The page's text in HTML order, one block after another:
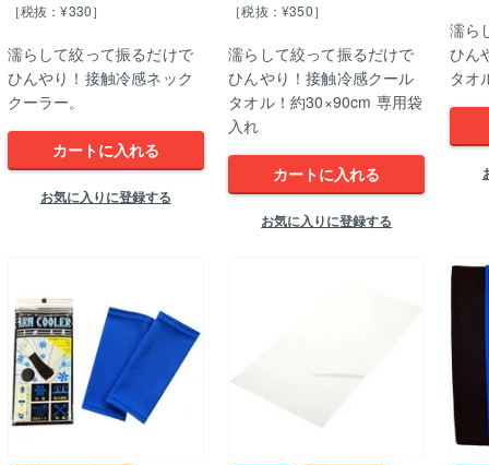
［税抜：¥330］
濡らして絞って振るだけで
ひんやり！接触冷感ネック
クーラー。
カートに入れる
お気に入りに登録する
［税抜：¥350］
濡らして絞って振るだけで
ひんやり！接触冷感クール
タオル！約30×90cm 専用袋
入れ
カートに入れる
お気に入りに登録する
濡ら
ひん
タオ